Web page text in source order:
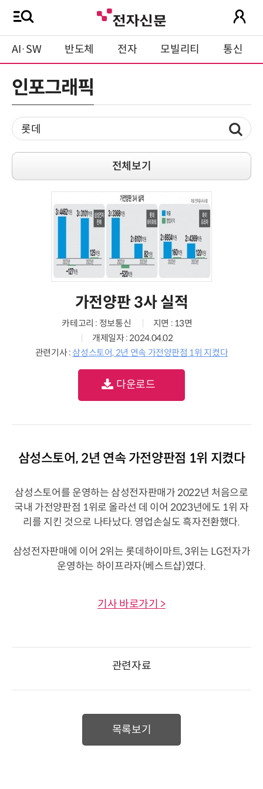
AI·SW 반도체 전자 모빌리티 통신
인포그래픽
전체보기
가전양판 3사 실적
카테고리 : 정보통신
지면 : 13면
개제일자 : 2024.04.02
관련기사 : 삼성스토어, 2년 연속 가전양판점 1위 지켰다
다운로드
삼성스토어, 2년 연속 가전양판점 1위 지켰다
삼성스토어를 운영하는 삼성전자판매가 2022년 처음으로
국내 가전양판점 1위로 올라선 데 이어 2023년에도 1위 자
리를 지킨 것으로 나타났다. 영업손실도 흑자전환했다.
삼성전자판매에 이어 2위는 롯데하이마트, 3위는 LG전자가
운영하는 하이프라자(베스트샵)였다.
기사 바로가기 >
관련자료
목록보기